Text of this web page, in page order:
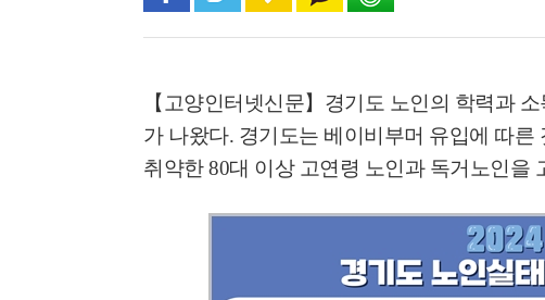
【고양인터넷신문】 경기도 노인의 학력과 소
가 나왔다. 경기도는 베이비부머 유입에 따른
취약한80대 이상 고연령 노인과 독거노인을
'멈춘 고양, 다시 뛰게!' 민경선
민선8기 마무리 한 이동환
일대 개최
고양환경에너지시설(소각장